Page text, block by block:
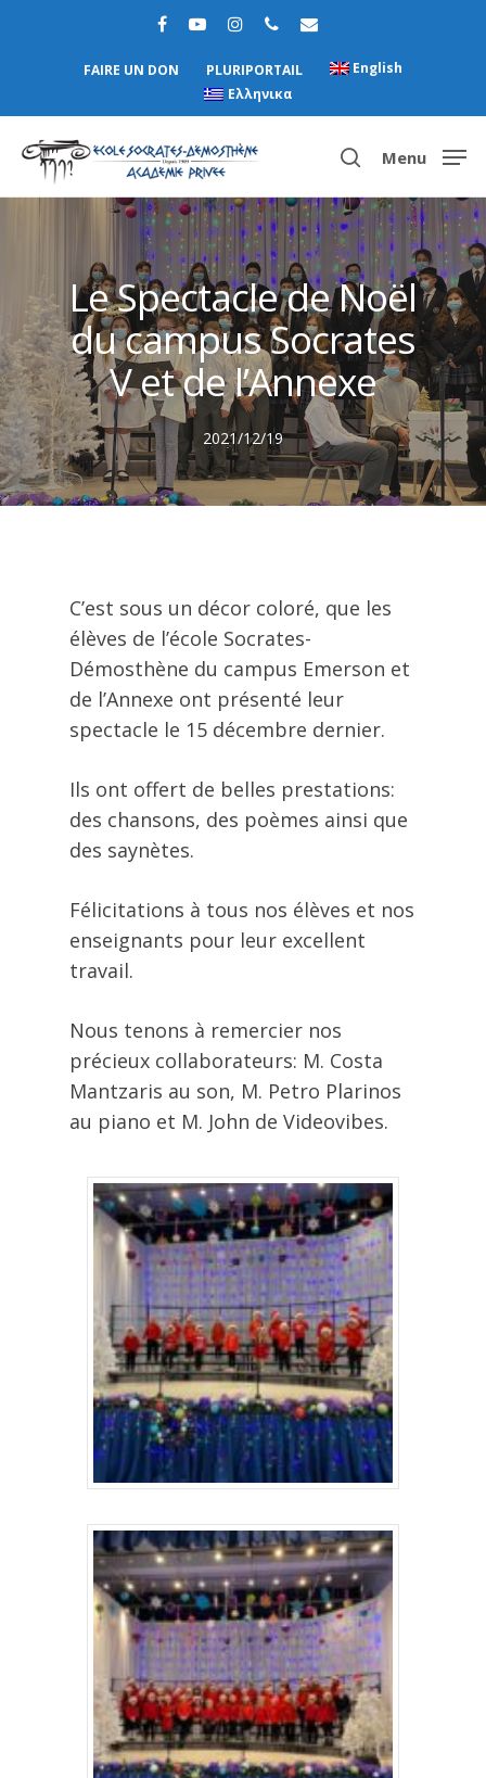
FAIRE UN DON PLURIPORTAIL
English
Ελληνικα
Hit enter to search or ESC to close
Menu
Le Spectacle de Noël
du campus Socrates
V et de l’Annexe
2021/12/19
C’est sous un décor coloré, que les
élèves de l’école Socrates-
Démosthène du campus Emerson et
de l’Annexe ont présenté leur
spectacle le 15 décembre dernier.
Ils ont offert de belles prestations:
des chansons, des poèmes ainsi que
des saynètes.
Félicitations à tous nos élèves et nos
enseignants pour leur excellent
travail.
Nous tenons à remercier nos
précieux collaborateurs: M. Costa
Mantzaris au son, M. Petro Plarinos
au piano et M. John de Videovibes.